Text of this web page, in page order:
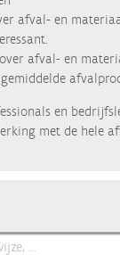
afval- en
afval- en
en
met de hele